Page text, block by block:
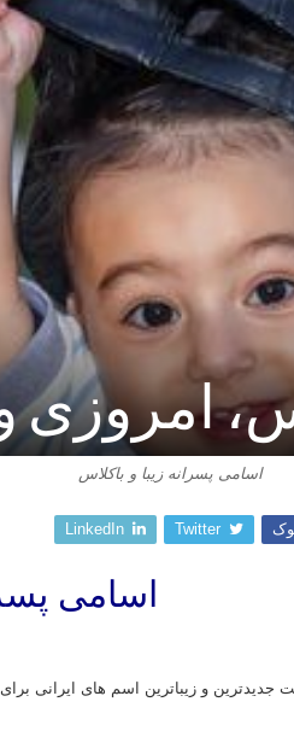
امروزی و
اسامی پسرانه زیبا و باکلاس
Twitter
LinkedIn
اسامی
جدیدترین و زیباترین اسم های ایرانی